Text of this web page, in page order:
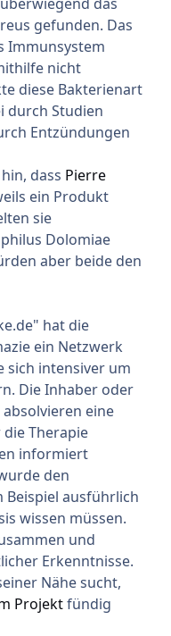
gefunden. Das
Immunsystem
nicht
diese Bakterienart
durch Studien
Entzündungen
dass Pierre
ein Produkt
sie
Dolomiae
aber beide den
hat die
ein Netzwerk
sich intensiver um
Die Inhaber oder
eine
Therapie
informiert
den
Beispiel ausführlich
wissen müssen.
und
Erkenntnisse.
Nähe sucht,
Projektfündig